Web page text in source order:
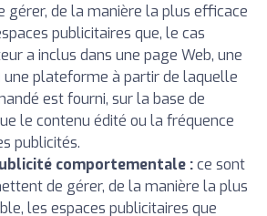
gérer, de la manière la plus efficace
publicitaires que, le cas
a inclus dans une page Web, une
une plateforme à partir de laquelle
est fourni, sur la base de
le contenu édité ou la fréquence
publicités.
comportementale :ce sont
de gérer, de la manière la plus
les espaces publicitaires que